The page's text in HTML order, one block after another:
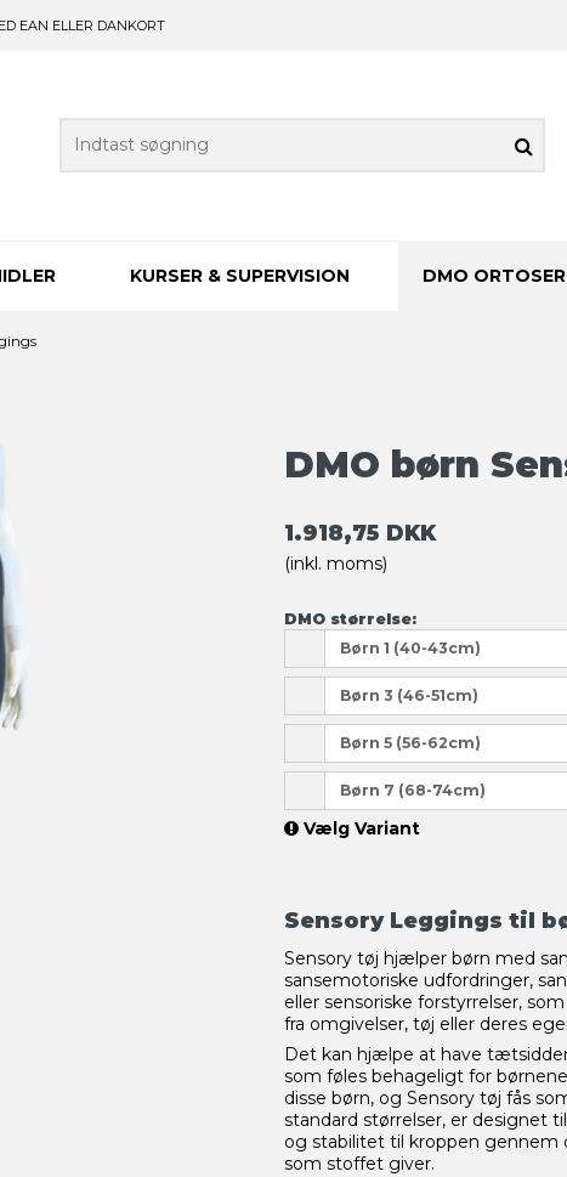
EAN ELLER DANKORT
KURSER & SUPERVISION DMO ORTOSER
DMO børn
1.918,75 DKK
(inkl. moms)
DMO størrelse:
Børn 1 (40-43cm)
Børn 3 (46-51cm)
Børn 5 (56-62cm)
Børn 7 (68-74cm)
Vælg Variant
Sensory Leggings til
Sensory tøj hjælper børn med
sansemotoriske udfordringer,
eller sensoriske forstyrrelser,
fra omgivelser, tøj eller deres
Det kan hjælpe at have
som føles behageligt for
disse børn, og Sensory tøj fås
standard størrelser, er designet
og stabilitet til kroppen gennem
som stoffet giver.